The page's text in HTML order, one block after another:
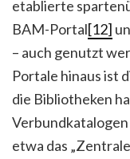
etablierte
BAM-Portal[12]
– auch genutzt
Portale hinaus ist
die Bibliotheken
etwa das